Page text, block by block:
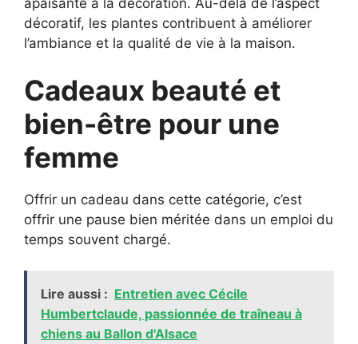
décoratif, les plantes contribuent à améliorer
l’ambiance et la qualité de vie à la maison.
Cadeaux beauté et
bien-être pour une
femme
Offrir un cadeau dans cette catégorie, c’est
offrir une pause bien méritée dans un emploi du
temps souvent chargé.
Lire aussi : Entretien avec Cécile
Humbertclaude, passionnée de traîneau à
chiens au Ballon d'Alsace